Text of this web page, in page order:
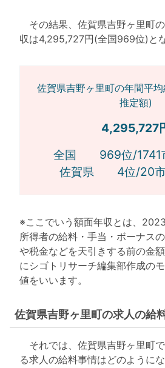
その結果、佐賀県吉野ヶ里町
収は4,295,727円(全国969位)と
佐賀県吉野ヶ里町の年間平
推定額)
4,295,727
全国 969位/1741
佐賀県 4位/20市
※ここでいう額面年収とは、
所得者の給料・手当・ボーナス
や税金などを天引きする前の金
にシゴトリサーチ編集部作成の
値をいいます。
佐賀県吉野ヶ里町の求人の給
それでは、佐賀県吉野ヶ里町
る求人の給料事情はどのように